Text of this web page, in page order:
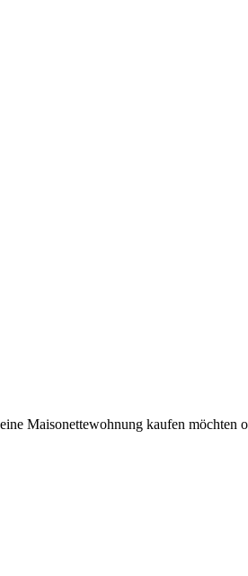
Maisonettewohnung kaufen möchten